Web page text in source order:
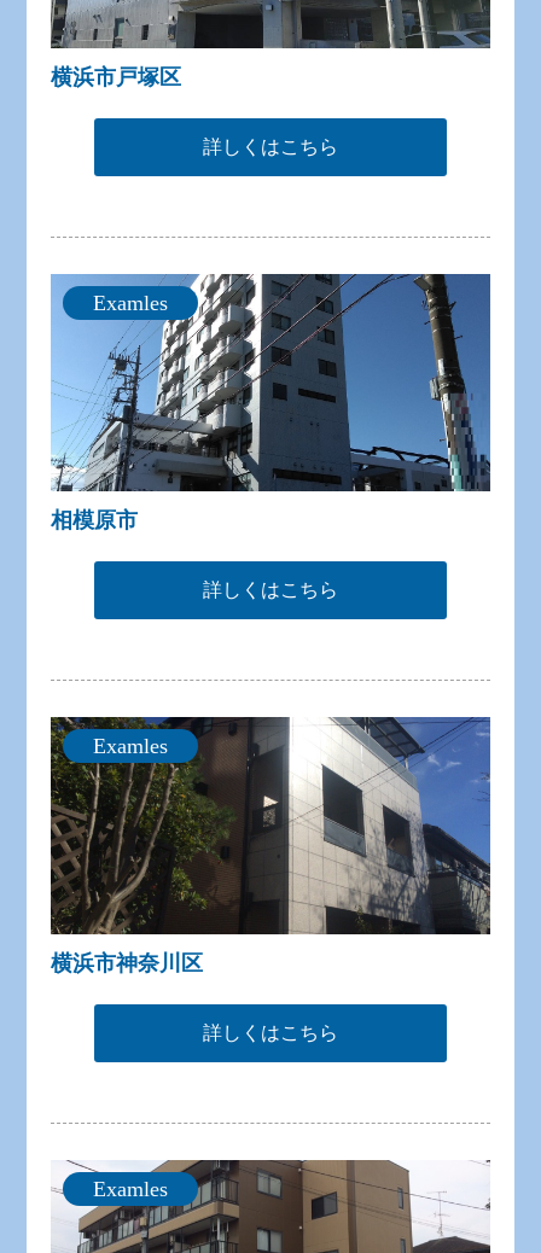
横浜市戸塚区
詳しくはこちら
Examles
相模原市
詳しくはこちら
Examles
横浜市神奈川区
詳しくはこちら
Examles